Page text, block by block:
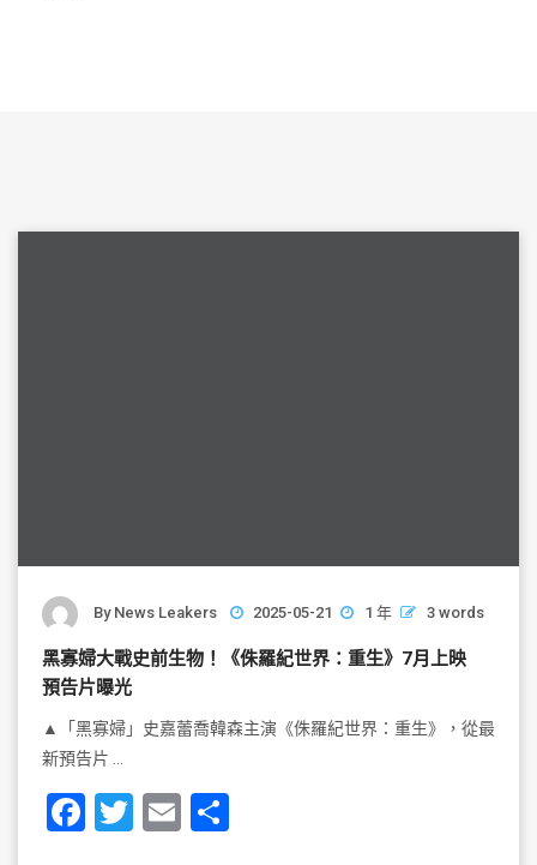
By News Leakers 2025-05-21 1 年 3 words
黑寡婦大戰史前生物！《侏羅紀世界：重生》7月上映
預告片曝光
▲「黑寡婦」史嘉蕾喬韓森主演《侏羅紀世界：重生》，從最
新預告片 …
F
T
E